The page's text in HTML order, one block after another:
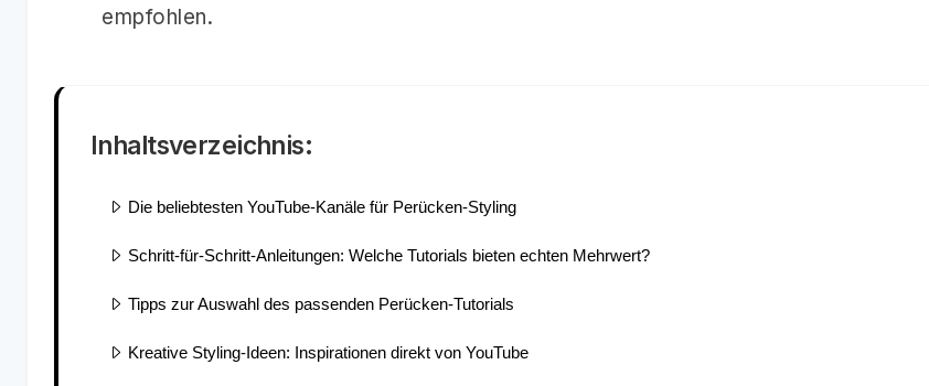
empfohlen.
Inhaltsverzeichnis:
Die beliebtesten YouTube-Kanäle für Perücken-Styling
Schritt-für-Schritt-Anleitungen: Welche Tutorials bieten echten Mehrwert?
Tipps zur Auswahl des passenden Perücken-Tutorials
Kreative Styling-Ideen: Inspirationen direkt von YouTube